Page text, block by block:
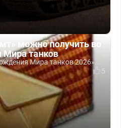
можно получить во
танков
Мира танков 2026»...
5